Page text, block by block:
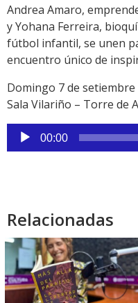
Andrea Amaro,
y Yohana Ferreira,
fútbol infantil, se unen
encuentro único de
Domingo 7 de setiembre
Sala Vilariño – Torre de
Reproductor
de
00:00
Relacionadas